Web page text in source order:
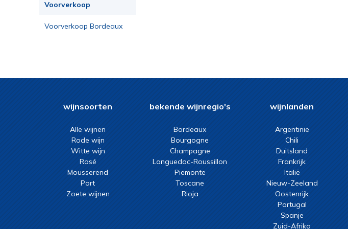
Voorverkoop
Voorverkoop Bordeaux
wijnsoorten
Alle wijnen
Rode wijn
Witte wijn
Rosé
Mousserend
Port
Zoete wijnen
bekende wijnregio's
Bordeaux
Bourgogne
Champagne
Languedoc-Roussillon
Piemonte
Toscane
Rioja
wijnlanden
Argentinië
Chili
Duitsland
Frankrijk
Italië
Nieuw-Zeeland
Oostenrijk
Portugal
Spanje
Zuid-Afrika